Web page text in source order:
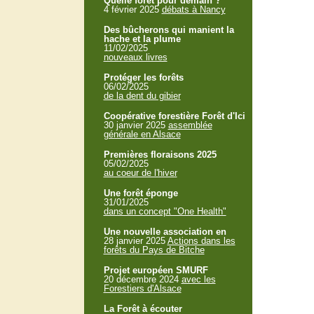
4 février 2025 débats à Nancy
Des bûcherons qui manient la
hache et la plume
11/02/2025
nouveaux livres
Protéger les forêts
06/02/2025
de la dent du gibier
Coopérative forestière Forêt d'Ici
30 janvier 2025 assemblée
générale en Alsace
Premières floraisons 2025
05/02/2025
au coeur de l'hiver
Une forêt éponge
31/01/2025
dans un concept "One Health"
Une nouvelle association en
28 janvier 2025 Actions dans les
forêts du Pays de Bitche
Projet européen SMURF
20 décembre 2024 avec les
Forestiers d'Alsace
La Forêt à écouter